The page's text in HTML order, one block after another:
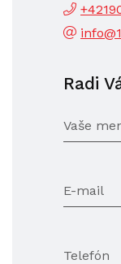
Radi
Vaše
E-mail
Telefón